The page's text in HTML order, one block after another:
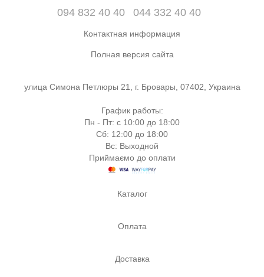
094 832 40 40 044 332 40 40
Контактная информация
Полная версия сайта
улица Симона Петлюры 21, г. Бровары, 07402, Украина
График работы:
Пн - Пт: с 10:00 до 18:00
Сб: 12:00 до 18:00
Вс: Выходной
Приймаємо до оплати
Каталог
Оплата
Доставка